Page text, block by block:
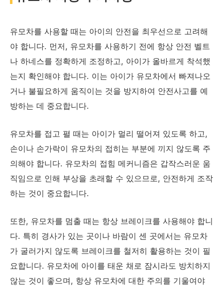
유모차를 사용할 때는 아이의 안전을 최우선으로 고려해
야 합니다. 먼저, 유모차를 사용하기 전에 항상 안전 벨트
나 하네스를 정확하게 조정하고, 아이가 올바르게 착석했
는지 확인해야 합니다. 이는 아이가 유모차에서 빠져나오
거나 불필요하게 움직이는 것을 방지하여 안전사고를 예
방하는 데 중요합니다.
유모차를 접고 펼 때는 아이가 멀리 떨어져 있도록 하고,
손이나 손가락이 유모차의 접히는 부분에 끼지 않도록 주
의해야 합니다. 유모차의 접힘 메커니즘은 갑작스러운 움
직임으로 인해 부상을 초래할 수 있으므로, 안전하게 조작
하는 것이 중요합니다.
또한, 유모차를 멈출 때는 항상 브레이크를 사용해야 합니
다. 특히 경사가 있는 곳이나 바람이 센 곳에서는 유모차
가 굴러가지 않도록 브레이크를 철저히 활용하는 것이 필
요합니다. 유모차에 아이를 태운 채로 잠시라도 방치하지
않는 것이 좋으며, 항상 유모차에 대한 주의를 기울여야